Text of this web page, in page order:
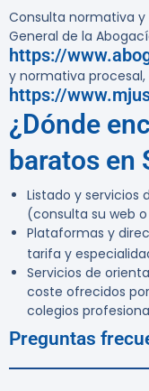
Consulta normativa
General de la
https://
y normativa procesal,
https://
¿Dónde
baratos en
Listado y servicios
(consulta su web
Plataformas y
tarifa y
Servicios de
coste ofrecidos
colegios
Preguntas